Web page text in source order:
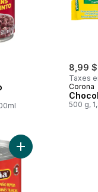
8,99 $
Taxes
Corona
500 g,
Ajouter Jalapeno,